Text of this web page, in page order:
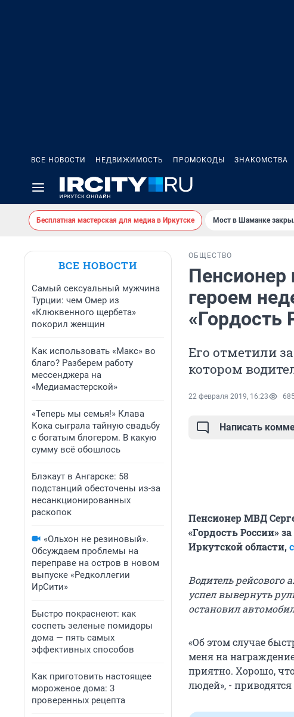
ВСЕ НОВОСТИ НЕДВИЖИМОСТЬ ПРОМОКОДЫ ЗНАКОМСТВА
Бесплатная мастерская для медиа в Иркутске Мост в Шаманке
ВСЕ НОВОСТИ
Самый сексуальный мужчина
Турции: чем Омер из
«Клюквенного щербета»
покорил женщин
Как использовать «Макс» во
благо? Разберем работу
мессенджера на
«Медиамастерской»
«Теперь мы семья!» Клава
Кока сыграла тайную свадьбу
с богатым блогером. В какую
сумму всё обошлось
Блэкаут в Ангарске: 58
подстанций обесточены из-за
несанкционированных
раскопок
«Ольхон не резиновый».
Обсуждаем проблемы на
переправе на остров в новом
выпуске «Редколлегии
ИрСити»
Быстро покраснеют: как
соспеть зеленые помидоры
дома — пять самых
эффективных способов
Как приготовить настоящее
мороженое дома: 3
проверенных рецепта
ОБЩЕСТВО
Пенсионер
героем
«Гордость
Его отметили
котором
22 февраля 2019, 16:23
Написать
Пенсионер МВД
«Гордость России»
Иркутской области,
Водитель рейсового
успел вывернуть
остановил
«Об этом случае
меня на
приятно. Хорошо,
людей», -